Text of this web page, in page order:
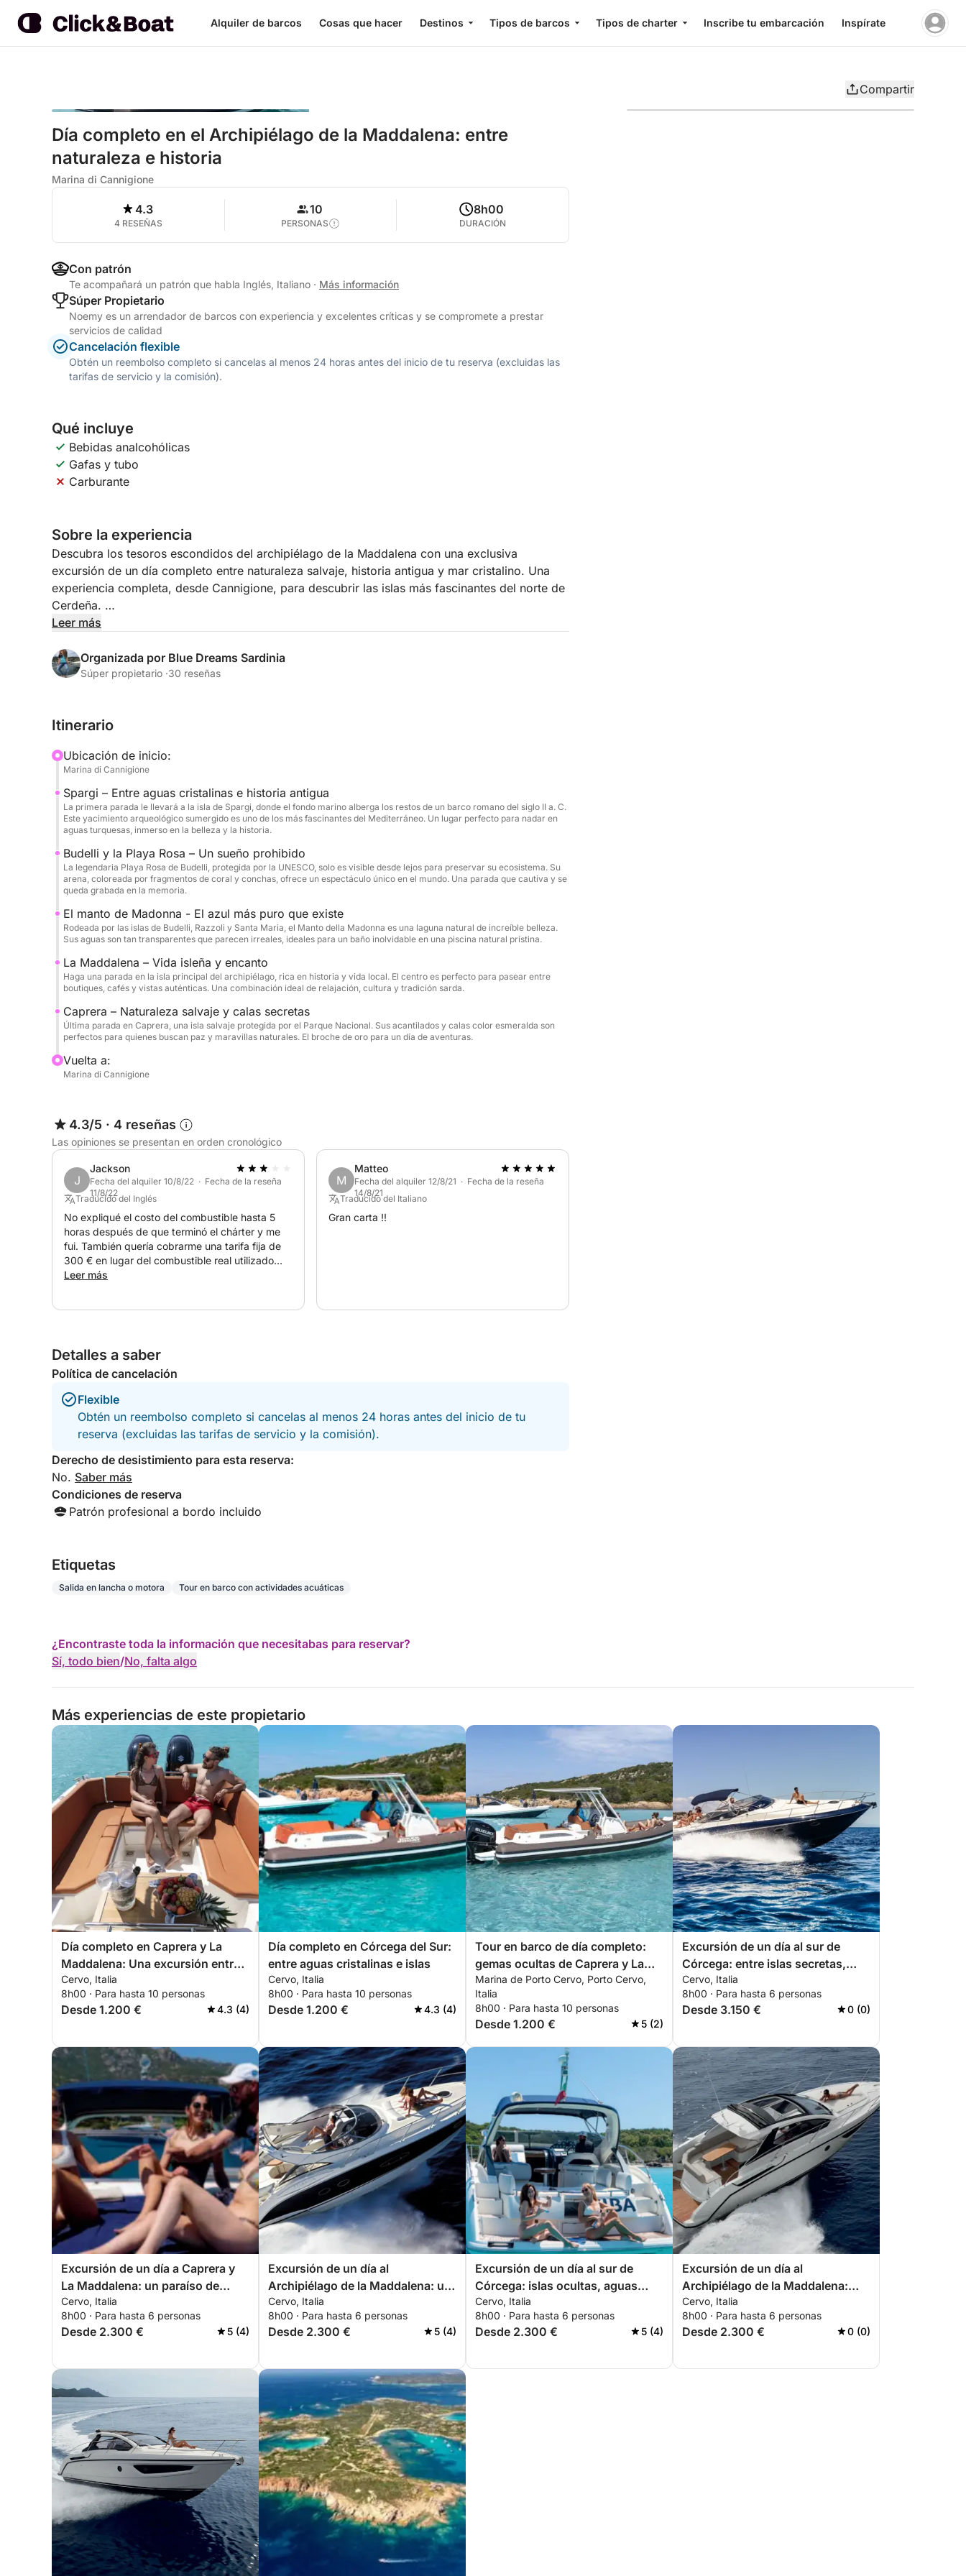
Alquiler de barcos Cosas que hacer Destinos Tipos de barcos Tipos de charter Inscribe tu embarcación Inspírate
Compartir
Día completo en el Archipiélago de la Maddalena: entre
naturaleza e historia
Marina di Cannigione
4.3
4 RESEÑAS
10
PERSONAS
8h00
DURACIÓN
Con patrón
Te acompañará un patrón que habla Inglés, Italiano · Más información
Súper Propietario
Noemy es un arrendador de barcos con experiencia y excelentes críticas y se compromete a prestar
servicios de calidad
Cancelación flexible
Obtén un reembolso completo si cancelas al menos 24 horas antes del inicio de tu reserva (excluidas las
tarifas de servicio y la comisión).
Qué incluye
Bebidas analcohólicas
Gafas y tubo
Carburante
Sobre la experiencia
Descubra los tesoros escondidos del archipiélago de la Maddalena con una exclusiva
excursión de un día completo entre naturaleza salvaje, historia antigua y mar cristalino. Una
experiencia completa, desde Cannigione, para descubrir las islas más fascinantes del norte de
Cerdeña.
importantes hallazgos arqueológicos y el naufragio de un barco romano del siglo II a.C. Los
tesoros recuperados se exponen ahora en el Museo Naval de La Maddalena. Continuamos
invertebrados marinos que tiñen la arena de rosa.
Posteriormente, la embarcación ingresa al Manto della Madonna, una laguna natural encerrada
entre Budelli, Razzoli y Santa Maria. Este tramo de mar, de azul intenso e increíble
transparencia, es una auténtica piscina natural donde cada parada se convierte en un momento
mágico. Continuamos luego hacia la isla de La Maddalena, corazón palpitante del
archipiélago, con su animado centro histórico, rico de tiendas, bares y restaurantes
característicos.
Finalmente se llega a Caprera, la segunda isla más grande y totalmente incluida en el Parque
Nacional del Archipiélago. Totalmente salvaje e incontaminada, Caprera fascina con su perfil
irregular, calas escondidas y acantilados que dan a un mar de mil tonos, desde el verde
esmeralda hasta el turquesa brillante.
Lo que hace que esta actividad sea verdaderamente única es la combinación de paisajes
impresionantes y un valioso contenido cultural. Si bien muchos tours se limitan a simples
biodiversidad del archipiélago. Es la actividad ideal para quienes buscan mucho más que un
día en barco: un verdadero viaje de emociones, belleza y descubrimiento.
Un tour que combina mar, naturaleza y cultura en una experiencia completa y emocionante.
Leer más
Organizada por Blue Dreams Sardinia
Súper propietario ·30 reseñas
Itinerario
Ubicación de inicio:
Marina di Cannigione
Spargi – Entre aguas cristalinas e historia antigua
La primera parada le llevará a la isla de Spargi, donde el fondo marino alberga los restos de un barco romano del siglo II a. C.
Este yacimiento arqueológico sumergido es uno de los más fascinantes del Mediterráneo. Un lugar perfecto para nadar en
aguas turquesas, inmerso en la belleza y la historia.
Budelli y la Playa Rosa – Un sueño prohibido
La legendaria Playa Rosa de Budelli, protegida por la UNESCO, solo es visible desde lejos para preservar su ecosistema. Su
arena, coloreada por fragmentos de coral y conchas, ofrece un espectáculo único en el mundo. Una parada que cautiva y se
queda grabada en la memoria.
El manto de Madonna - El azul más puro que existe
Rodeada por las islas de Budelli, Razzoli y Santa Maria, el Manto della Madonna es una laguna natural de increíble belleza.
Sus aguas son tan transparentes que parecen irreales, ideales para un baño inolvidable en una piscina natural prístina.
La Maddalena – Vida isleña y encanto
Haga una parada en la isla principal del archipiélago, rica en historia y vida local. El centro es perfecto para pasear entre
boutiques, cafés y vistas auténticas. Una combinación ideal de relajación, cultura y tradición sarda.
Caprera – Naturaleza salvaje y calas secretas
Última parada en Caprera, una isla salvaje protegida por el Parque Nacional. Sus acantilados y calas color esmeralda son
perfectos para quienes buscan paz y maravillas naturales. El broche de oro para un día de aventuras.
Vuelta a:
Marina di Cannigione
4.3/5 · 4 reseñas
Las opiniones se presentan en orden cronológico
J
Jackson
Fecha del alquiler 10/8/22 · Fecha de la reseña
11/8/22
Traducido del Inglés
No expliqué el costo del combustible hasta 5
horas después de que terminó el chárter y me
fui. También quería cobrarme una tarifa fija de
300 € en lugar del combustible real utilizado
durante el chárter.
Leer más
M
Matteo
Fecha del alquiler 12/8/21 · Fecha de la reseña
14/8/21
Traducido del Italiano
Gran carta !!
Detalles a saber
Política de cancelación
Flexible
Obtén un reembolso completo si cancelas al menos 24 horas antes del inicio de tu
reserva (excluidas las tarifas de servicio y la comisión).
Derecho de desistimiento para esta reserva:
No. Saber más
Condiciones de reserva
Patrón profesional a bordo incluido
Etiquetas
Salida en lancha o motora Tour en barco con actividades acuáticas
¿Encontraste toda la información que necesitabas para reservar?
Sí, todo bien/No, falta algo
Más experiencias de este propietario
Día completo en Caprera y La
Maddalena: Una excursión entre
playas paradisíacas y aguas
cristalinas
Cervo, Italia
8h00 · Para hasta 10 personas
Desde 1.200 € 4.3 (4)
Día completo en Córcega del Sur:
entre aguas cristalinas e islas
Cervo, Italia
8h00 · Para hasta 10 personas
Desde 1.200 € 4.3 (4)
Tour en barco de día completo:
gemas ocultas de Caprera y La
Maddalena
Marina de Porto Cervo, Porto Cervo,
Italia
8h00 · Para hasta 10 personas
Desde 1.200 € 5 (2)
Excursión de un día al sur de
Córcega: entre islas secretas,
aguas cristalinas y el encanto de
Bonifacio
Cervo, Italia
8h00 · Para hasta 6 personas
Desde 3.150 € 0 (0)
Excursión de un día a Caprera y
La Maddalena: un paraíso de
playas vírgenes y aguas
turquesas
Cervo, Italia
8h00 · Para hasta 6 personas
Desde 2.300 € 5 (4)
Excursión de un día al
Archipiélago de la Maddalena: un
viaje a través de la naturaleza
salvaje y una historia fascinante
Cervo, Italia
8h00 · Para hasta 6 personas
Desde 2.300 € 5 (4)
Excursión de un día al sur de
Córcega: islas ocultas, aguas
cristalinas y el encanto de
Bonifacio
Cervo, Italia
8h00 · Para hasta 6 personas
Desde 2.300 € 5 (4)
Excursión de un día al
Archipiélago de la Maddalena:
entre bellezas naturales y tesoros
históricos
Cervo, Italia
8h00 · Para hasta 6 personas
Desde 2.300 € 0 (0)